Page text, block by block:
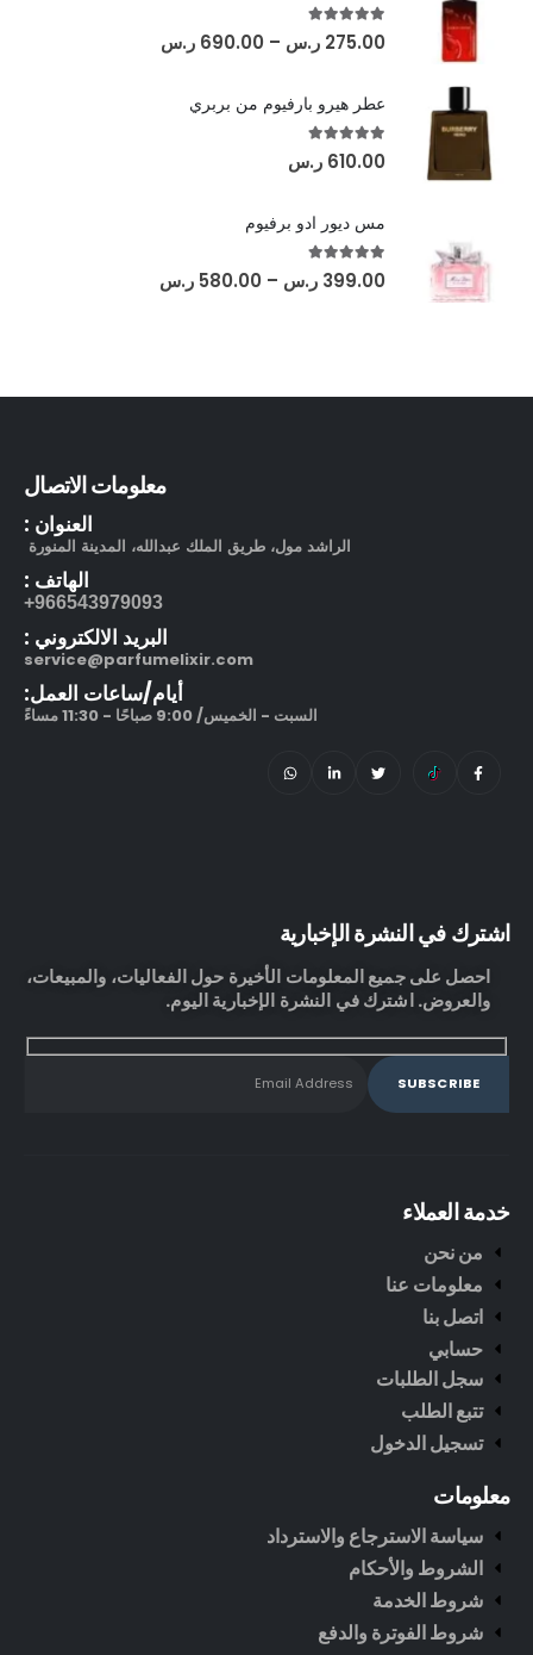
5.00
out of 5
275.00 ر.س –
690.00 ر.س
عطر هيرو بارفيوم من بربري
5.00
out of 5
610.00 ر.س
مس ديور ادو برفيوم
5.00
out of 5
399.00 ر.س –
580.00 ر.س
معلومات الاتصال
العنوان :
الراشد مول، طريق الملك عبدالله، المدينة المنورة
الهاتف :
966543979093+
البريد الالكتروني :
service@parfumelixir.com
أيام/ساعات العمل:
السبت - الخميس/ 9:00 صباحًا - 11:30 مساءً
اشترك في النشرة الإخبارية
احصل على جميع المعلومات الأخيرة حول الفعاليات، والمبيعات،
والعروض. اشترك في النشرة الإخبارية اليوم.
خدمة العملاء
من نحن
معلومات عنا
اتصل بنا
حسابي
سجل الطلبات
تتبع الطلب
تسجيل الدخول
معلومات
سياسة الاسترجاع والاسترداد
الشروط والأحكام
شروط الخدمة
شروط الفوترة والدفع